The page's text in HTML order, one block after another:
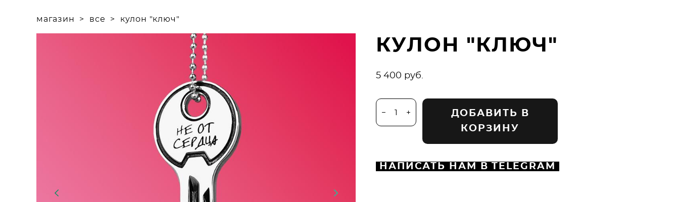
магазин > все > кулон "ключ"
КУЛОН "КЛЮЧ"
5 400 pуб.
ДОБАВИТЬ В
КОРЗИНУ
НАПИСАТЬ НАМ В TELEGRAM